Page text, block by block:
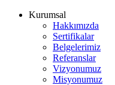
Kurumsal
Hakkımızda
Sertifikalar
Belgelerimiz
Referanslar
Vizyonumuz
Misyonumuz